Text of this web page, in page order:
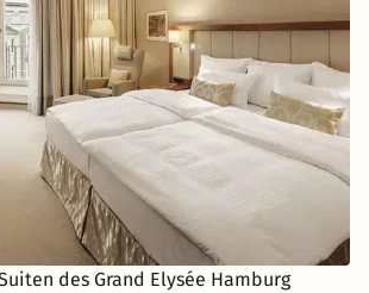
des Grand Elysée Hamburg